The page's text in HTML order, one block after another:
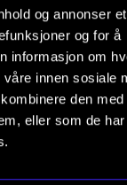
og annonser et
og for å
informasjon om
innen sosiale
den med
eller som de